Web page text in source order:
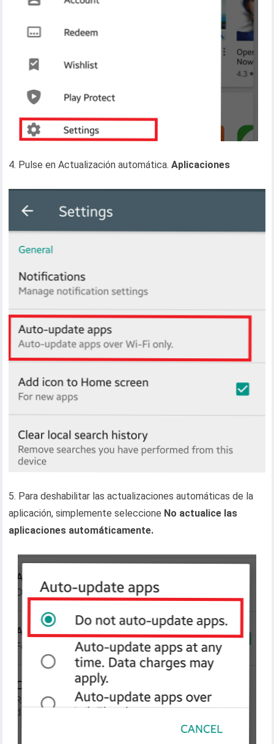
4. Pulse en Actualización automática. Aplicaciones
5. Para deshabilitar las actualizaciones automáticas de la
aplicación, simplemente seleccione No actualice las
aplicaciones automáticamente.